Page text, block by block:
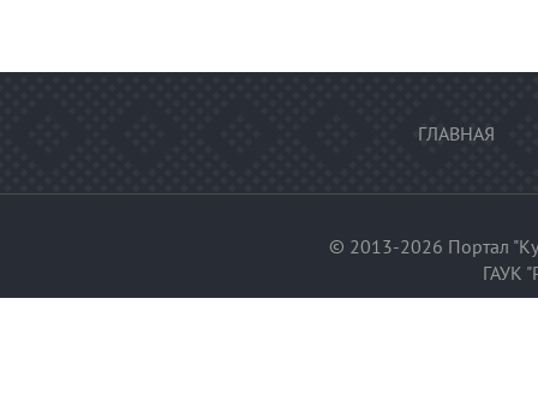
ГЛАВНАЯ
© 2013-2026 Портал
ГАУК